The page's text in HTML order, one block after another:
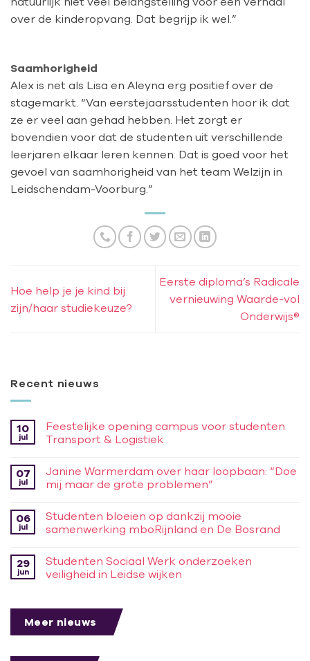
over de kinderopvang. Dat begrijp ik wel.”
Saamhorigheid
Alex is net als Lisa en Aleyna erg positief over de
stagemarkt. “Van eerstejaarsstudenten hoor ik dat
ze er veel aan gehad hebben. Het zorgt er
bovendien voor dat de studenten uit verschillende
leerjaren elkaar leren kennen. Dat is goed voor het
gevoel van saamhorigheid van het team Welzijn in
Leidschendam-Voorburg.”
Hoe help je je kind bij
zijn/haar studiekeuze?
Eerste diploma’s Radicale
vernieuwing Waarde-vol
Onderwijs®
Recent nieuws
10
jul
Feestelijke opening campus voor studenten
Transport & Logistiek
07
jul
Janine Warmerdam over haar loopbaan: “Doe
mij maar de grote problemen”
06
jul
Studenten bloeien op dankzij mooie
samenwerking mboRijnland en De Bosrand
29
jun
Studenten Sociaal Werk onderzoeken
veiligheid in Leidse wijken
Meer nieuws